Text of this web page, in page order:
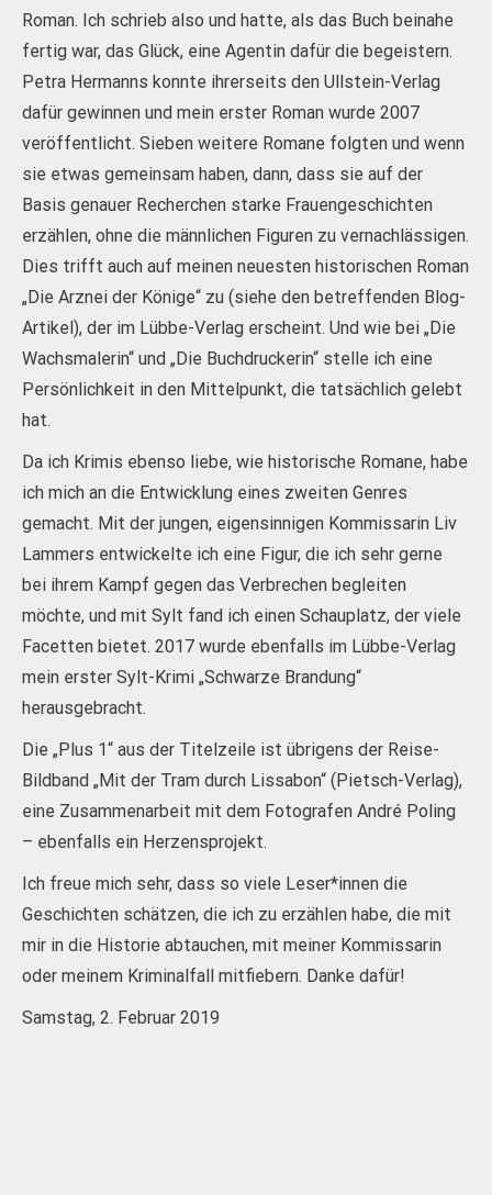
Roman. Ich schrieb also und hatte, als das Buch beinahe
fertig war, das Glück, eine Agentin dafür die begeistern.
Petra Hermanns konnte ihrerseits den Ullstein-Verlag
dafür gewinnen und mein erster Roman wurde 2007
veröffentlicht. Sieben weitere Romane folgten und wenn
sie etwas gemeinsam haben, dann, dass sie auf der
Basis genauer Recherchen starke Frauengeschichten
erzählen, ohne die männlichen Figuren zu vernachlässigen.
Dies trifft auch auf meinen neuesten historischen Roman
„Die Arznei der Könige“ zu (siehe den betreffenden Blog-
Artikel), der im Lübbe-Verlag erscheint. Und wie bei „Die
Wachsmalerin“ und „Die Buchdruckerin“ stelle ich eine
Persönlichkeit in den Mittelpunkt, die tatsächlich gelebt
hat.
Da ich Krimis ebenso liebe, wie historische Romane, habe
ich mich an die Entwicklung eines zweiten Genres
gemacht. Mit der jungen, eigensinnigen Kommissarin Liv
Lammers entwickelte ich eine Figur, die ich sehr gerne
bei ihrem Kampf gegen das Verbrechen begleiten
möchte, und mit Sylt fand ich einen Schauplatz, der viele
Facetten bietet. 2017 wurde ebenfalls im Lübbe-Verlag
mein erster Sylt-Krimi „Schwarze Brandung“
herausgebracht.
Die „Plus 1“ aus der Titelzeile ist übrigens der Reise-
Bildband „Mit der Tram durch Lissabon“ (Pietsch-Verlag),
eine Zusammenarbeit mit dem Fotografen André Poling
– ebenfalls ein Herzensprojekt.
Ich freue mich sehr, dass so viele Leser*innen die
Geschichten schätzen, die ich zu erzählen habe, die mit
mir in die Historie abtauchen, mit meiner Kommissarin
oder meinem Kriminalfall mitfiebern. Danke dafür!
Samstag, 2. Februar 2019